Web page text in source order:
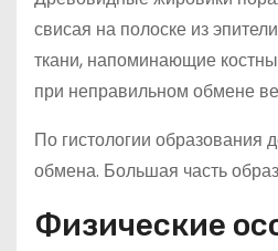
свисая на полоске из
ткани, напоминающие
при неправильном обмене
По гистологии образования
обмена. Большая часть
Физические